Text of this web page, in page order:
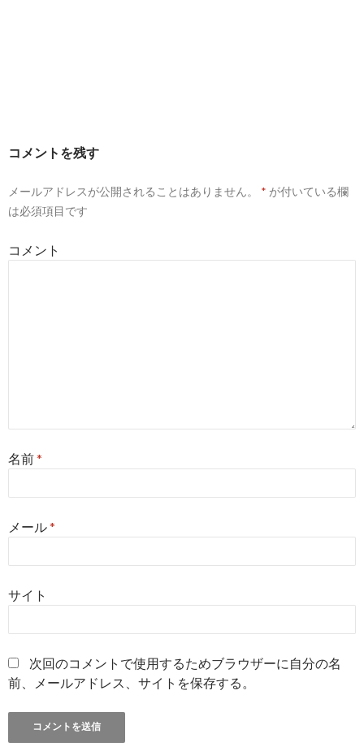
コメントを残す
メールアドレスが公開されることはありません。 * が付いている欄
は必須項目です
コメント
名前*
メール*
サイト
次回のコメントで使用するためブラウザーに自分の名
前、メールアドレス、サイトを保存する。